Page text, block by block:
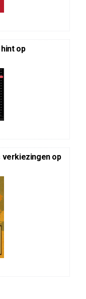
op
verkiezingen op